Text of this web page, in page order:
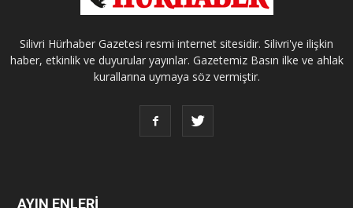
Silivri Hürhaber Gazetesi resmi internet sitesidir. Silivri'ye ilişkin
haber, etkinlik ve duyurular yayınlar. Gazetemiz Basın ilke ve ahlak
kurallarına uymaya söz vermiştir.
AYIN ENLERİ